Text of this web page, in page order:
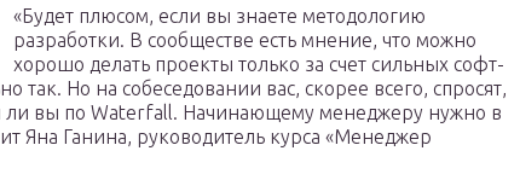
«Будет плюсом, если вы знаете методологию
разработки. В сообществе есть мнение, что можно
хорошо делать проекты только за счет сильных софт-
так. Но на собеседовании вас, скорее всего, спросят,
ли вы по Waterfall. Начинающему менеджеру нужно в
Яна Ганина, руководитель курса «Менеджер